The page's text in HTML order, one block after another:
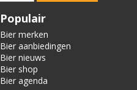
Populair
Bier merken
Bier aanbiedingen
Bier nieuws
Bier shop
Bier agenda